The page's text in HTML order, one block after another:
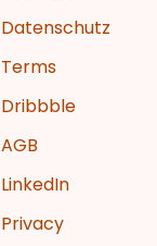
a
Datenschutz
Terms
Dribbble
AGB
LinkedIn
Privacy